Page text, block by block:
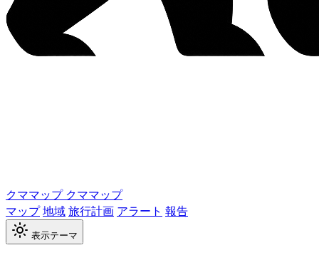
クママップ クママップ
マップ地域旅行計画 アラート 報告
表示テーマ